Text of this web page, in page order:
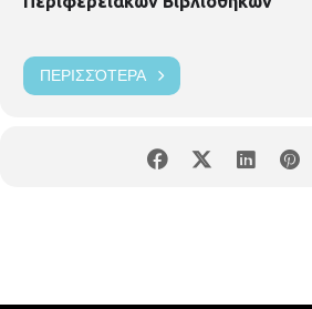
ΠΕΡΙΣΣΌΤΕΡΑ